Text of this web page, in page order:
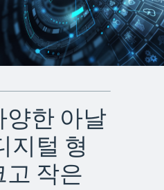
양한 아날
지털 형
고 작은